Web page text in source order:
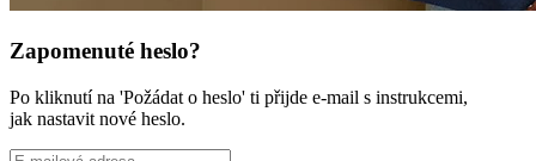
Zapomenuté heslo?
Po kliknutí na 'Požádat o heslo' ti přijde e-mail s instrukcemi,
jak nastavit nové heslo.